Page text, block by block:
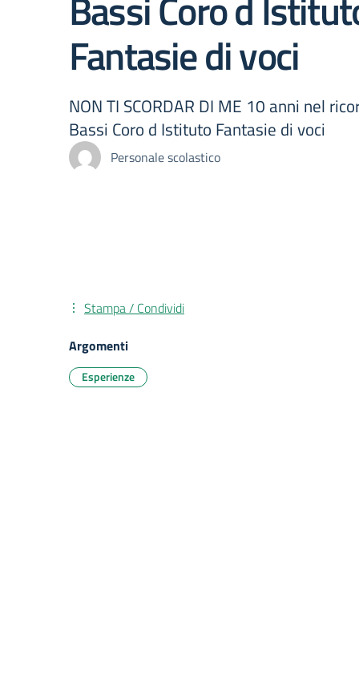
Fantasie di voci
NON TI SCORDAR DI ME 10 anni nel
Bassi Coro d Istituto Fantasie di voci
Personale scolastico
Stampa / Condividi
Argomenti
Esperienze